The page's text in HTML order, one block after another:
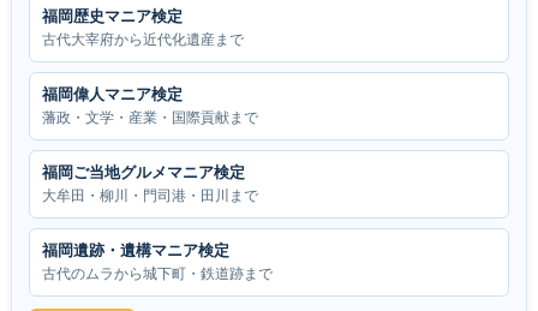
福岡歴史マニア検定
古代大宰府から近代化遺産まで
福岡偉人マニア検定
藩政・文学・産業・国際貢献まで
福岡ご当地グルメマニア検定
大牟田・柳川・門司港・田川まで
福岡遺跡・遺構マニア検定
古代のムラから城下町・鉄道跡まで